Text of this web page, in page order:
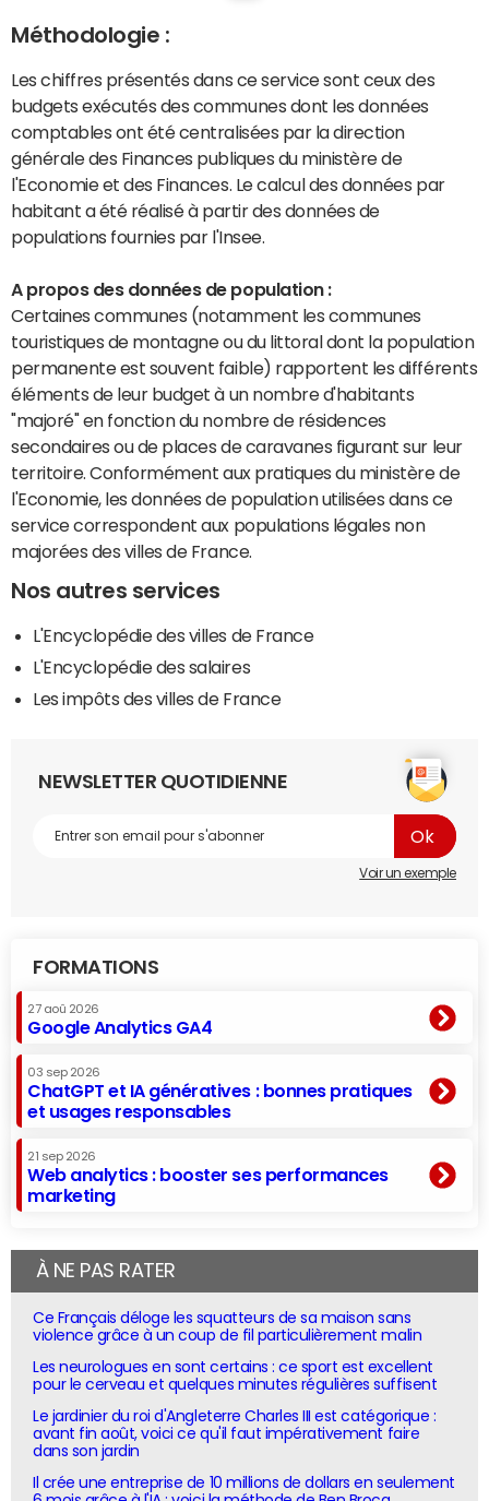
Méthodologie :
Les chiffres présentés dans ce service sont ceux des
budgets exécutés des communes dont les données
comptables ont été centralisées par la direction
générale des Finances publiques du ministère de
l'Economie et des Finances. Le calcul des données par
habitant a été réalisé à partir des données de
populations fournies par l'Insee.
A propos des données de population :
Certaines communes (notamment les communes
touristiques de montagne ou du littoral dont la population
permanente est souvent faible) rapportent les différents
éléments de leur budget à un nombre d'habitants
"majoré" en fonction du nombre de résidences
secondaires ou de places de caravanes figurant sur leur
territoire. Conformément aux pratiques du ministère de
l'Economie, les données de population utilisées dans ce
service correspondent aux populations légales non
majorées des villes de France.
Nos autres services
L'Encyclopédie des villes de France
L'Encyclopédie des salaires
Les impôts des villes de France
NEWSLETTER QUOTIDIENNE
Voir un exemple
FORMATIONS
27 aoû 2026
Google Analytics GA4
03 sep 2026
ChatGPT et IA génératives : bonnes pratiques
et usages responsables
21 sep 2026
Web analytics : booster ses performances
marketing
À NE PAS RATER
Ce Français déloge les squatteurs de sa maison sans
violence grâce à un coup de fil particulièrement malin
Les neurologues en sont certains : ce sport est excellent
pour le cerveau et quelques minutes régulières suffisent
Le jardinier du roi d'Angleterre Charles III est catégorique :
avant fin août, voici ce qu'il faut impérativement faire
dans son jardin
Il crée une entreprise de 10 millions de dollars en seulement